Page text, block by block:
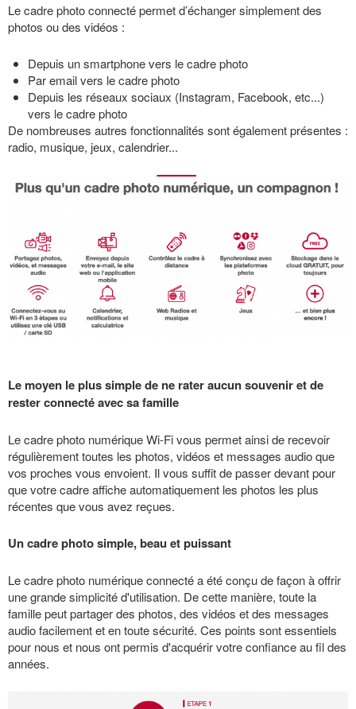
Le cadre photo connecté permet d’échanger simplement des
photos ou des vidéos :
Depuis un smartphone vers le cadre photo
Par email vers le cadre photo
Depuis les réseaux sociaux (Instagram, Facebook, etc...)
vers le cadre photo
De nombreuses autres fonctionnalités sont également présentes :
radio, musique, jeux, calendrier...
Le moyen le plus simple de ne rater aucun souvenir et de
rester connecté avec sa famille
Le cadre photo numérique Wi-Fi vous permet ainsi de recevoir
régulièrement toutes les photos, vidéos et messages audio que
vos proches vous envoient. Il vous suffit de passer devant pour
que votre cadre affiche automatiquement les photos les plus
récentes que vous avez reçues.
Un cadre photo simple, beau et puissant
Le cadre photo numérique connecté a été conçu de façon à offrir
une grande simplicité d'utilisation. De cette manière, toute la
famille peut partager des photos, des vidéos et des messages
audio facilement et en toute sécurité. Ces points sont essentiels
pour nous et nous ont permis d'acquérir votre confiance au fil des
années.